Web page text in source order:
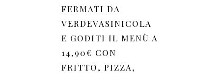
FERMATI DA
VERDEVASINICOLA
E GODITI IL MENÙ A
14,90€ CON
FRITTO, PIZZA,